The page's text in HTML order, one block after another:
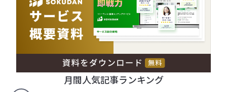
月間人気記事ランキング